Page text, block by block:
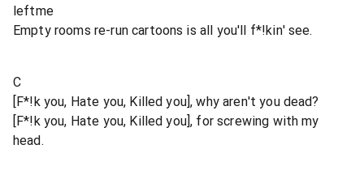
leftme
Empty rooms re-run cartoons is all you'll f*!kin' see.
C
[F*!k you, Hate you, Killed you], why aren't you dead?
[F*!k you, Hate you, Killed you], for screwing with my
head.